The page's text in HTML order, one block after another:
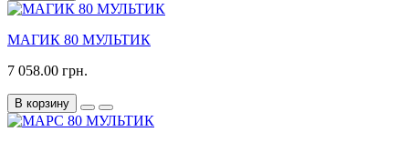
МАГИК 80 МУЛЬТИК
7 058.00 грн.
В корзину